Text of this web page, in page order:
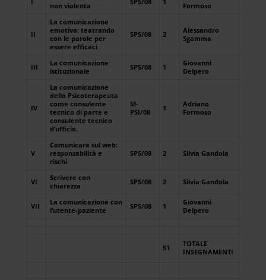
non violenta
Formoso
II
La comunicazione
emotiva: teatrando
con le parole per
essere efficaci
SPS/08 2
Alessandro
Sgamma
III
La comunicazione
istituzionale
SPS/08 1
Giovanni
Delpero
IV
La comunicazione
dello Psicoterapeuta
come consulente
tecnico di parte e
consulente tecnico
d’ufficio.
M-
PSI/08
1
Adriano
Formoso
V
Comunicare sul web:
responsabilità e
rischi
SPS/08 2 Silvia Gandola
VI
Scrivere con
chiarezza
SPS/08 2 Silvia Gandola
VII
La comunicazione con
l’utente-paziente
SPS/08 1
Giovanni
Delpero
51
TOTALE
INSEGNAMENTI